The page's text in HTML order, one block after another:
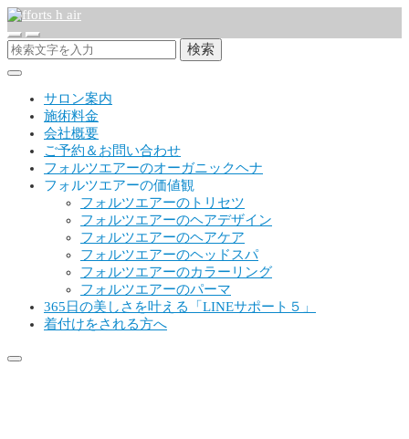
検索
サロン案内
施術料金
会社概要
ご予約＆お問い合わせ
フォルツエアーのオーガニックヘナ
フォルツエアーの価値観
フォルツエアーのトリセツ
フォルツエアーのヘアデザイン
フォルツエアーのヘアケア
フォルツエアーのヘッドスパ
フォルツエアーのカラーリング
フォルツエアーのパーマ
365日の美しさを叶える「LINEサポート５」
着付けをされる方へ